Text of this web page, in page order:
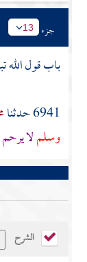
جزء 13
باب قول الله
6941 حدثنا
وسلملا
الشرح